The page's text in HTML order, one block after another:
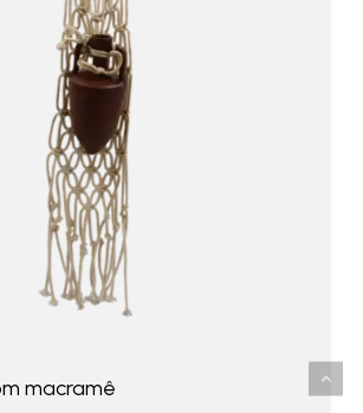
macramê